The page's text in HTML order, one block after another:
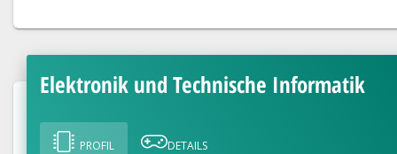
Elektronik und Technische Informatik
PROFIL DETAILS